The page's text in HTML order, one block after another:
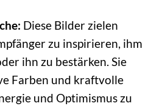
Diese Bilder zielen
zu inspirieren, ihm
ihn zu bestärken. Sie
Farben und kraftvolle
und Optimismus zu